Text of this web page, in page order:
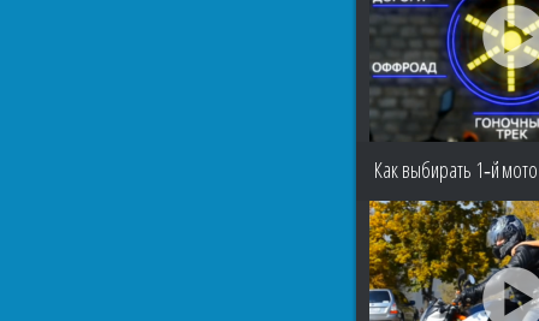
Как выбирать 1‑й